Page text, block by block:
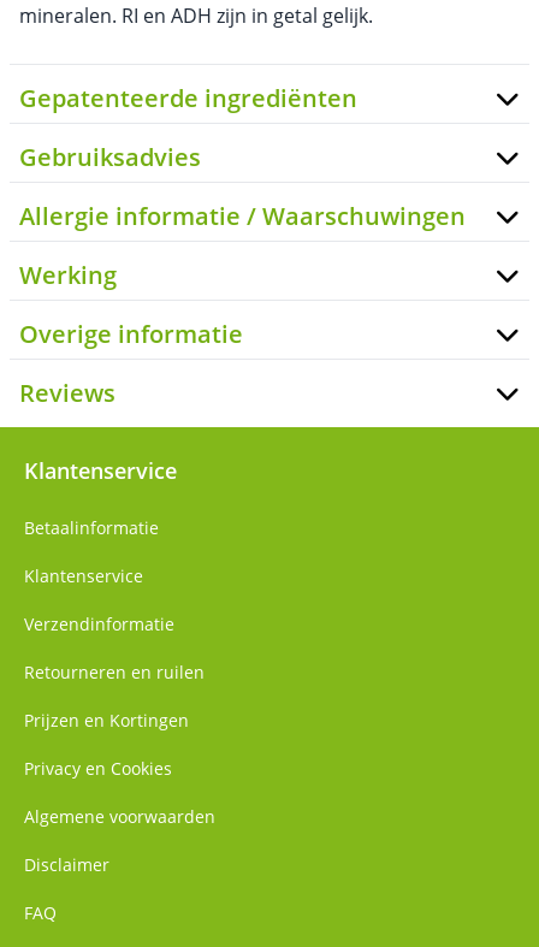
mineralen. RI en ADH zijn in getal gelijk.
Gepatenteerde ingrediënten
Gebruiksadvies
Allergie informatie / Waarschuwingen
Werking
Overige informatie
Reviews
Klantenservice
Betaalinformatie
Klantenservice
Verzendinformatie
Retourneren en ruilen
Prijzen en Kortingen
Privacy en Cookies
Algemene voorwaarden
Disclaimer
FAQ